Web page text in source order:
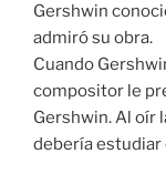
Gershwin
admiró su obra.
Cuando
compositor le
Gershwin. Al oír
debería estudiar